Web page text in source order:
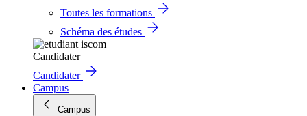
Toutes les formations
Schéma des études
Candidater
Candidater
Campus
Campus